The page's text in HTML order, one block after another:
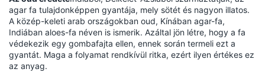
agar fa tulajdonképpen gyantája, mely sötét és nagyon illatos.
A közép-keleti arab országokban oud, Kínában agar-fa,
Indiában aloes-fa néven is ismerik. Azáltal jön létre, hogy a fa
védekezik egy gombafajta ellen, ennek során termeli ezt a
gyantát. Maga a folyamat rendkívül ritka, ezért ilyen értékes ez
az anyag.